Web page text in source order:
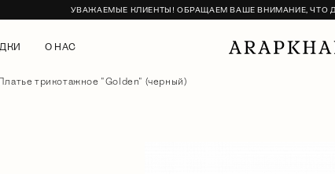
УВАЖАЕМЫЕ КЛИЕНТЫ! ОБРАЩАЕМ ВАШЕ ВНИМАНИЕ, ЧТО
О НАС
трикотажное "Golden" (черный)